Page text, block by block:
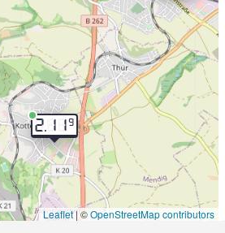
2.119
Leaflet |©OpenStreetMap contributors